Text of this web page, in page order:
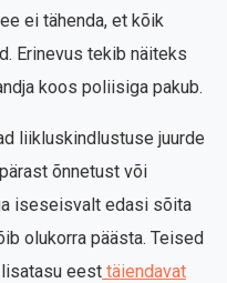
ei tähenda, et kõik
Erinevus tekib näiteks
koos poliisiga pakub.
liikluskindlustuse juurde
õnnetust või
iseseisvalt edasi sõita
olukorra päästa. Teised
eest täiendavat